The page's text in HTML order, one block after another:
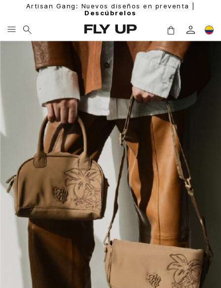
Artisan Gang: Nuevos diseños en preventa |
Descúbrelos